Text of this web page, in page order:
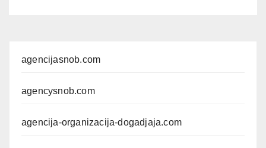
agencijasnob.com
agencysnob.com
agencija-organizacija-dogadjaja.com